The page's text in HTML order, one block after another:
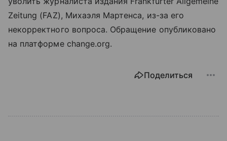
Zeitung (FAZ), Михаэля Мартенса, из-за его
некорректного вопроса. Обращение опубликовано
на платформе change.org.
Поделиться